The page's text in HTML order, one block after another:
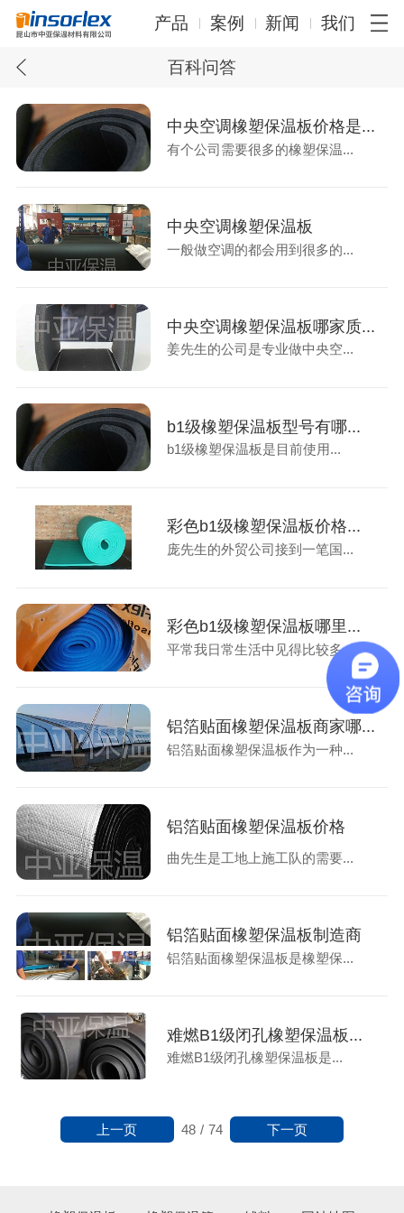
产品 案例 新闻 我们
百科问答
中央空调橡塑保温板价格是...
有个公司需要很多的橡塑保温...
中央空调橡塑保温板
一般做空调的都会用到很多的...
中央空调橡塑保温板哪家质...
姜先生的公司是专业做中央空...
b1级橡塑保温板型号有哪...
b1级橡塑保温板是目前使用...
彩色b1级橡塑保温板价格...
庞先生的外贸公司接到一笔国...
彩色b1级橡塑保温板哪里...
平常我日常生活中见得比较多...
铝箔贴面橡塑保温板商家哪...
铝箔贴面橡塑保温板作为一种...
铝箔贴面橡塑保温板价格
曲先生是工地上施工队的需要...
铝箔贴面橡塑保温板制造商
铝箔贴面橡塑保温板是橡塑保...
难燃B1级闭孔橡塑保温板...
难燃B1级闭孔橡塑保温板是...
48 / 74
上一页 下一页